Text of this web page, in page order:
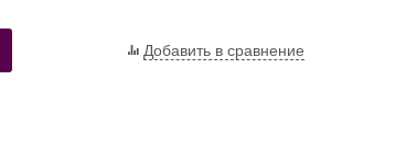
Добавить в сравнение